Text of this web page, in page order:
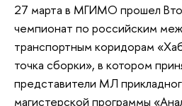
27 марта в МГИМО прошел
чемпионат по российским
транспортным коридорам
точка сборки», в котором
представители МЛ
магистерской программы